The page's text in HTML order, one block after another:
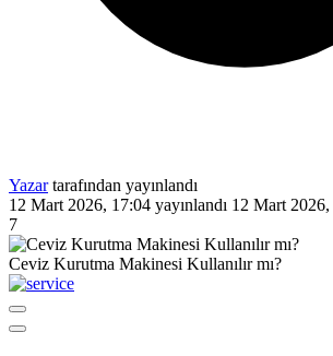
Yazartarafından yayınlandı
12 Mart 2026, 17:04 yayınlandı 12 Mart
7
Ceviz Kurutma Makinesi Kullanılır mı?